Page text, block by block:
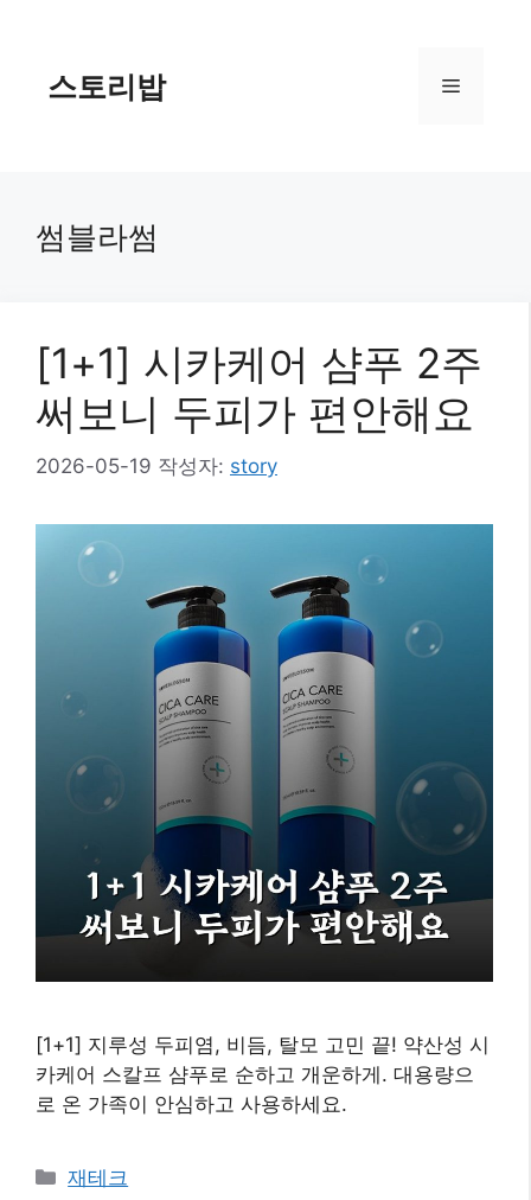
스토리밥 메
썸블라썸
[1+1] 시카케어 샴푸 2주
써보니 두피가 편안해요
2026-05-19 작성자: story
[1+1] 지루성 두피염, 비듬, 탈모 고민 끝! 약산성 시
카케어 스칼프 샴푸로 순하고 개운하게. 대용량으
로 온 가족이 안심하고 사용하세요.
카
재테크